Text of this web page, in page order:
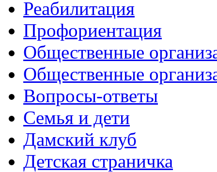
Реабилитация
Профориентация
Общественные
Общественные
Вопросы-ответы
Семья и дети
Дамский клуб
Детская страничка